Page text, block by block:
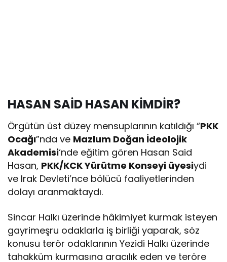
HASAN SAİD HASAN KİMDİR?
Örgütün üst düzey mensuplarının katıldığı “PKK
Ocağı”nda ve Mazlum Doğan İdeolojik
Akademisi‘nde eğitim gören Hasan Said
Hasan, PKK/KCK Yürütme Konseyi üyesiydi
ve Irak Devleti’nce bölücü faaliyetlerinden
dolayı aranmaktaydı.
Sincar Halkı üzerinde hâkimiyet kurmak isteyen
gayrimeşru odaklarla iş birliği yaparak, söz
konusu terör odaklarının Yezidi Halkı üzerinde
tahakküm kurmasına aracılık eden ve teröre